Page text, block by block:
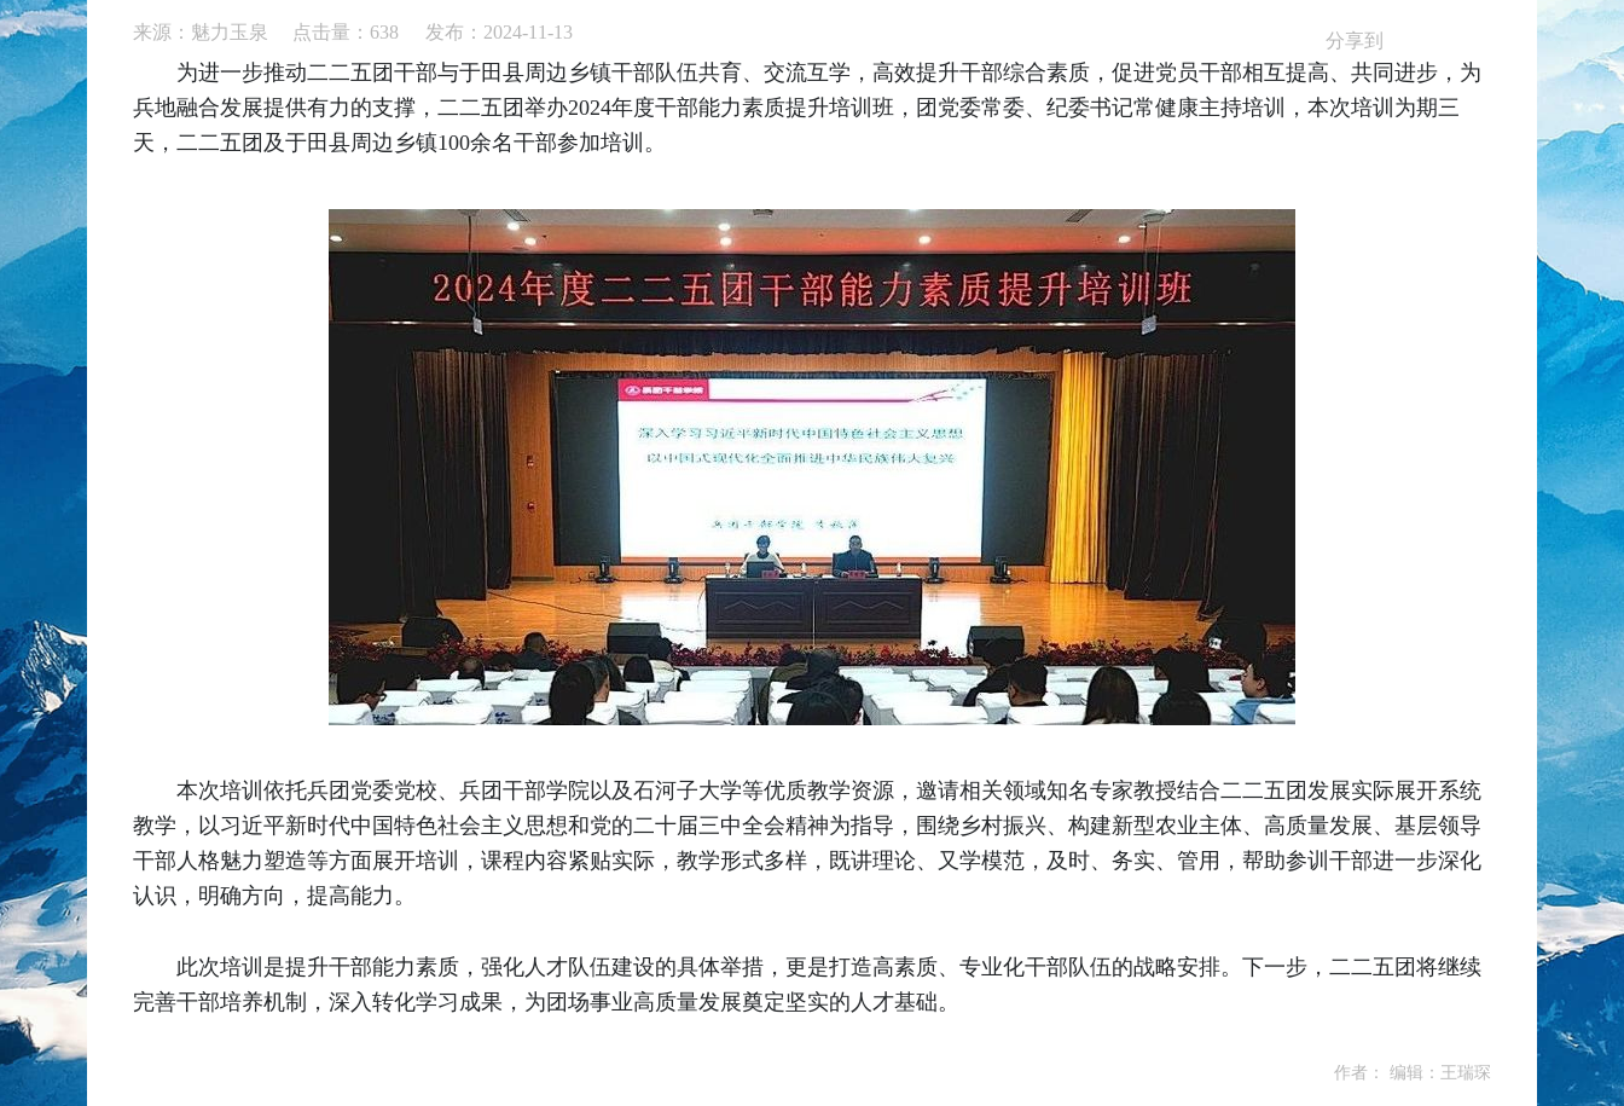
来源：魅力玉泉 点击量： 638 发布：2024-11-13 分享到
为进一步推动二二五团干部与于田县周边乡镇干部队伍共育、交流互学，高效提升干部综合素质，促进党员干部相互提高、共同进步，为
兵地融合发展提供有力的支撑，二二五团举办2024年度干部能力素质提升培训班，团党委常委、纪委书记常健康主持培训，本次培训为期三
天，二二五团及于田县周边乡镇100余名干部参加培训。
本次培训依托兵团党委党校、兵团干部学院以及石河子大学等优质教学资源，邀请相关领域知名专家教授结合二二五团发展实际展开系统
教学，以习近平新时代中国特色社会主义思想和党的二十届三中全会精神为指导，围绕乡村振兴、构建新型农业主体、高质量发展、基层领导
干部人格魅力塑造等方面展开培训，课程内容紧贴实际，教学形式多样，既讲理论、又学模范，及时、务实、管用，帮助参训干部进一步深化
认识，明确方向，提高能力。
此次培训是提升干部能力素质，强化人才队伍建设的具体举措，更是打造高素质、专业化干部队伍的战略安排。下一步，二二五团将继续
完善干部培养机制，深入转化学习成果，为团场事业高质量发展奠定坚实的人才基础。
作者： 编辑：王瑞琛